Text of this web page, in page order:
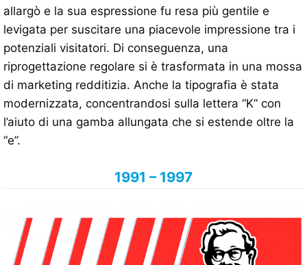
allargò e la sua espressione fu resa più gentile e
levigata per suscitare una piacevole impressione tra i
potenziali visitatori. Di conseguenza, una
riprogettazione regolare si è trasformata in una mossa
di marketing redditizia. Anche la tipografia è stata
modernizzata, concentrandosi sulla lettera “K” con
l’aiuto di una gamba allungata che si estende oltre la
“e”.
1991 – 1997